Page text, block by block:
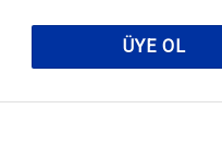
ÜYE OL